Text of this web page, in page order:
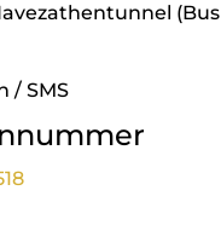
(Bus
/ SMS